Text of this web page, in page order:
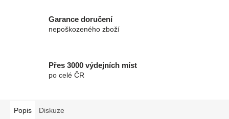
Garance doručení
nepoškozeného zboží
Přes 3000 výdejních míst
po celé ČR
Popis Diskuze